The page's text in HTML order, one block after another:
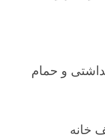
و حمام
خانه